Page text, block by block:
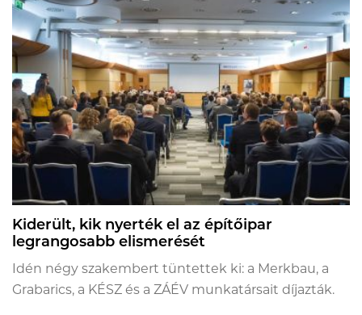
Kiderült, kik nyerték el az építőipar
legrangosabb elismerését
Idén négy szakembert tüntettek ki: a Merkbau, a
Grabarics, a KÉSZ és a ZÁÉV munkatársait díjazták.